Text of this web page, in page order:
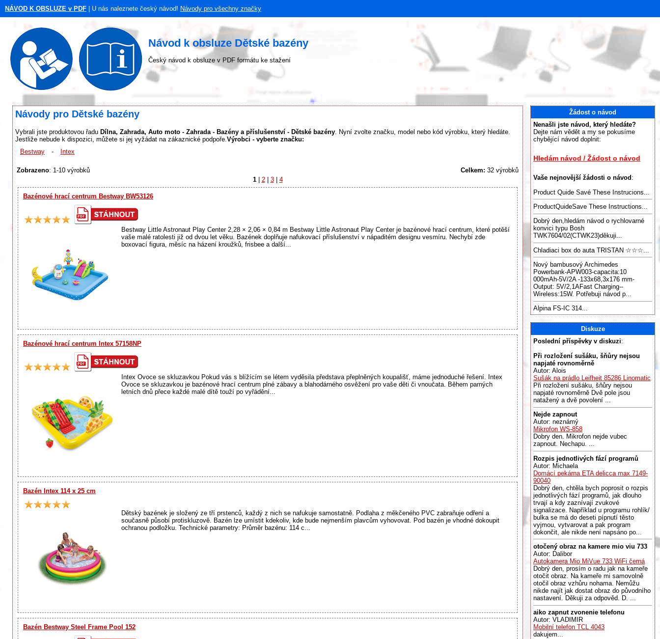
NÁVOD K OBSLUZE v PDF | U nás naleznete český návod! Návody pro všechny značky
Návod k obsluze Dětské bazény
Český návod k obsluze v PDF formátu ke stažení
Návody pro Dětské bazény
Vybrali jste produktovou řadu Dílna, Zahrada, Auto moto - Zahrada - Bazény a příslušenství - Dětské bazény . Nyní zvolte značku, model nebo kód výrobku, který hledáte.
Jestliže nebude k dispozici, můžete si jej vyžádat na zákaznické podpoře. Výrobci - vyberte značku:
Bestway
- Intex
Zobrazeno: 1-10 výrobků Celkem: 32 výrobků
1 | 2 | 3 | 4
Bazénové hrací centrum Bestway BW53126
Bestway Little Astronaut Play Center 2,28 × 2,06 × 0,84 m Bestway Little Astronaut Play Center je bazénové hrací centrum, které potěší
vaše malé ratolesti již od dvou let věku. Bazének doplňuje nafukovací příslušenství v nápaditém designu vesmíru. Nechybí zde
boxovací figura, měsíc na házení kroužků, frisbee a další...
Bazénové hrací centrum Intex 57158NP
Intex Ovoce se skluzavkou Pokud vás s blížícím se létem vyděsila představa přeplněných koupališť, máme jednoduché řešení. Intex
Ovoce se skluzavkou je bazénové hrací centrum plné zábavy a blahodárného osvěžení pro vaše děti či vnoučata. Během parných
letních dnů přece každé malé dítě touží po vyřádění...
Bazén Intex 114 x 25 cm
Dětský bazének je složený ze tří prstenců, každý z nich se nafukuje samostatně. Podlaha z měkčeného PVC zabraňuje odření a
současně působí protiskluzově. Bazén lze umístit kdekoliv, kde bude nejmenším plavcům vyhovovat. Pod bazén je vhodné dokoupit
ochranou podložku. Technické parametry: Průměr bazénu: 114 c...
Bazén Bestway Steel Frame Pool 152
Žádost o návod
Nenašli jste návod, který hledáte?
Dejte nám vědět a my se pokusíme
chybějící návod doplnit:
Hledám návod / Žádost o návod
Vaše nejnovější žádosti o návod :
Product Quide Savé These Instrucions...
ProductQuideSave These Instructions...
Dobrý den,hledám návod o rychlovarné
konvici typu Bosh
TWK7604/02(CTWK23)děkuji...
Chladiaci box do auta TRISTAN ☆☆☆...
Nový bambusový Archimedes
Powerbank-APW003-capacita:10
000mAh-5V/2A -133x68,3x176 mm-
Output: 5V/2,1AFast Charging--
Wireless:15W. Potřebuji návod p...
Alpina FS-IC 314...
Diskuze
Poslední příspěvky v diskuzi:
Při rozložení sušáku, šňůry nejsou
napjaté rovnoměrně
Autor: Alois
Sušák na prádlo Leifheit 85286 Linomatic
Při rozložení sušáku, šňůry nejsou
napjaté rovnoměrně Dvě pole jsou
natažený a dvě povolení ...
Nejde zapnout
Autor: neznámý
Mikrofon WS-858
Dobry den. Mikrofon nejde vubec
zapnout. Nechapu. ...
Rozpis jednotlivých fází programů
Autor: Michaela
Domácí pekárna ETA delicca max 7149-
90040
Dobrý den, chtěla bych poprosit o rozpis
jednotlivých fází programů, jak dlouho
trvají a kdy zaznívají zvukové
signalizace. Například u programu rohlík/
bulka se má do deseti pípnutí těsto
vyjmou, vytvarovat a pak program
dokončit, ale nikde není napsáno po...
otočený obraz na kamere mio viu 733
Autor: Dalibor
Autokamera Mio MiVue 733 WiFi černá
Dobrý den, prosím o radu jak na kameře
otočit obraz. Na kameře mi samovolně
otočil obraz vzhůru nohama. Nemůžu
nikde najít jak dostat obraz do původního
nastavení. Děkuji za odpověd. D. ...
aiko zapnut zvonenie telefonu
Autor: VLADIMIR
Mobilní telefon TCL 4043
dakujem...